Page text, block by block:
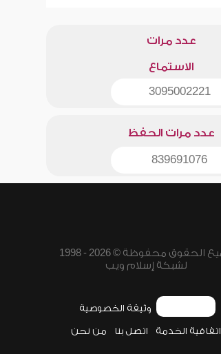
عدد مرات
الاستماع
3095002221
عدد مرات الحفظ
839691076
جميع الحقوق محفوظة © 2026 - 1998
لشبكة إسلام ويب
وثيقة الخصوصية
اتفاقية الخدمة اتصل بنا من نحن